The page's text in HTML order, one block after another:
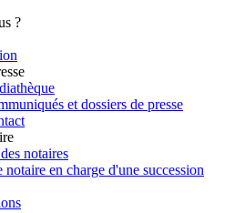
?
et dossiers de presse
notaires
notaire en charge d'une succession